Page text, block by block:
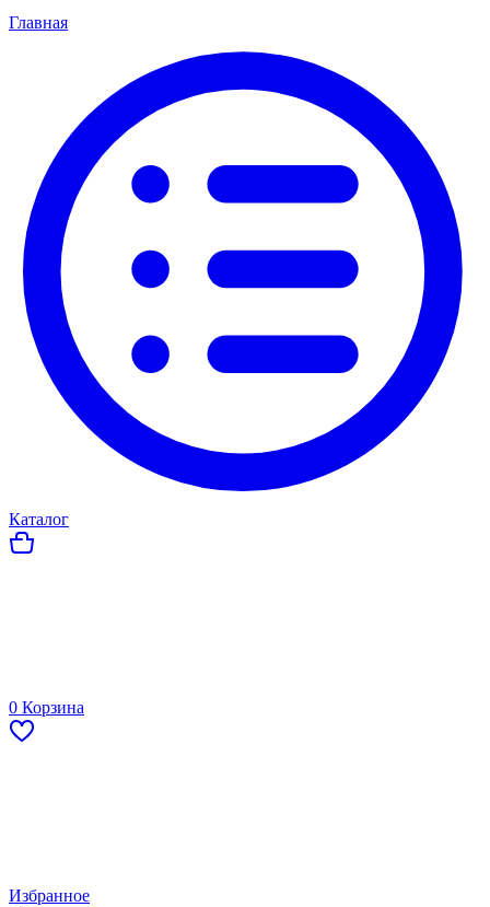
Главная
Каталог
0 Корзина
Избранное